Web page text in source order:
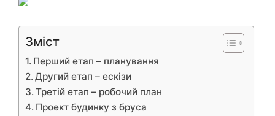
Зміст
Перший етап – планування
Другий етап – ескізи
Третій етап – робочий план
Проект будинку з бруса